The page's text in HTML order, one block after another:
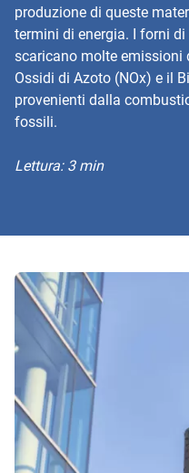
produzione di queste
termini di energia. I forni
scaricano molte emissioni
Ossidi di Azoto (NOx) e il
provenienti dalla
fossili.
Lettura: 3 min